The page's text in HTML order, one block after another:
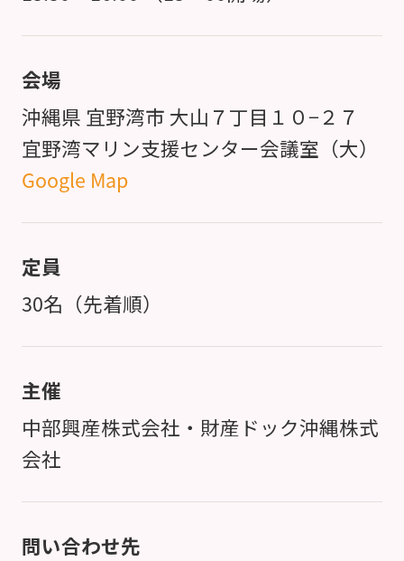
会場
沖縄県 宜野湾市 大山７丁目１０−２７
宜野湾マリン支援センター会議室（大）
Google Map
定員
30名（先着順）
主催
中部興産株式会社・財産ドック沖縄株式
会社
問い合わせ先